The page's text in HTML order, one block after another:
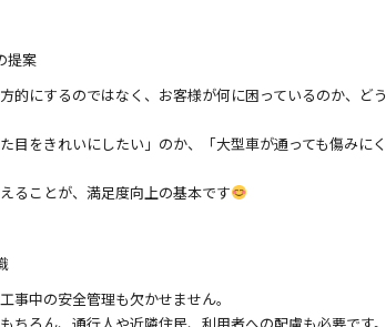
提案
的にするのではなく、お客様が何に困っているのか、ど
目をきれいにしたい」のか、「大型車が通っても傷みに
ることが、満足度向上の基本です
事中の安全管理も欠かせません。